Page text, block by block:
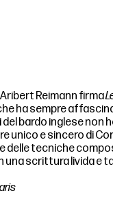
Reimann firma
ha sempre
bardo inglese
unico e sincero di
delle tecniche
una scrittura livida e